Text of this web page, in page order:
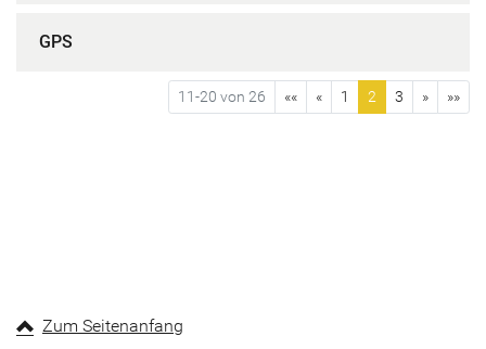
GPS
11-20 von 26 «« « 1 2 3 » »»
Zum Seitenanfang